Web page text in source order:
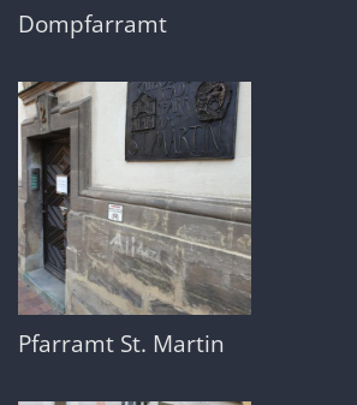
Dompfarramt
Pfarramt St. Martin